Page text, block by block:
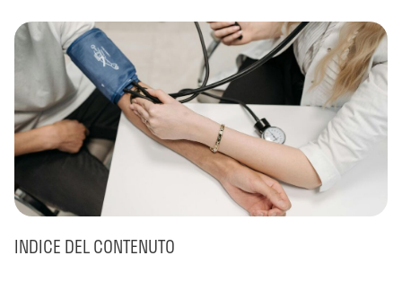
INDICE DEL CONTENUTO